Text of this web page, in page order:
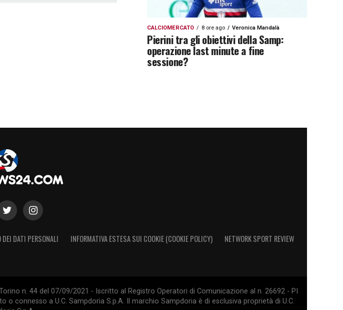
CALCIOMERCATO 8 ore ago Veronica Mandalà
Pierini tra gli obiettivi della Samp:
operazione last minute a fine
sessione?
DATI PERSONALI INFORMATIVA ESTESA SUI COOKIE (COOKIE POLICY) NETWORK SPORT REVIEW
n. 44 del 07/09/2021 - Iscritto al Registro Operatori di Comunicazione al n. 26692 - PI
connesso a U.C. Sampdoria S.p.A. Il marchio Sampdoria è di esclusiva proprietà di U.C.